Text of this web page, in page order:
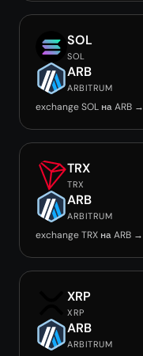
SOL
SOL
ARB
ARBITRUM
exchange SOL на ARB →
TRX
TRX
ARB
ARBITRUM
exchange TRX на ARB →
XRP
XRP
ARB
ARBITRUM